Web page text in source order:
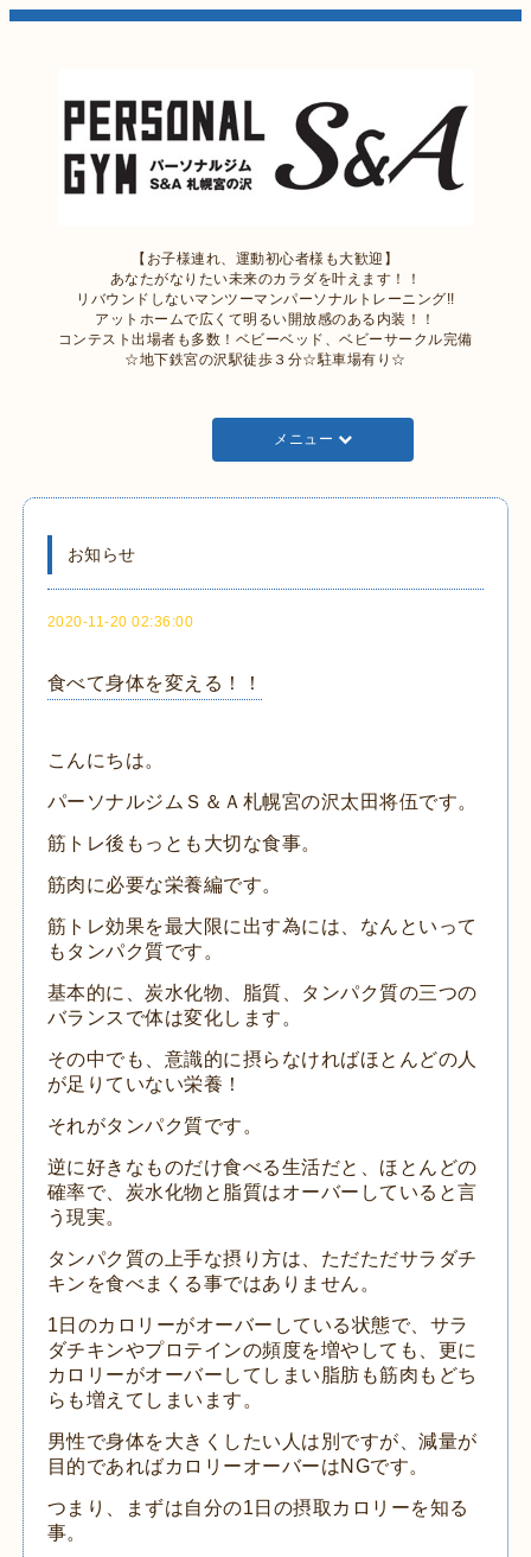
【お子様連れ、運動初心者様も大歓迎】
あなたがなりたい未来のカラダを叶えます！！
リバウンドしないマンツーマンパーソナルトレーニング!!
アットホームで広くて明るい開放感のある内装！！
コンテスト出場者も多数！ベビーベッド、ベビーサークル完備
☆地下鉄宮の沢駅徒歩３分☆駐車場有り☆
メニュー
お知らせ
2020-11-20 02:36:00
食べて身体を変える！！
こんにちは。
パーソナルジムＳ＆Ａ札幌宮の沢太田将伍です。
筋トレ後もっとも大切な食事。
筋肉に必要な栄養編です。
筋トレ効果を最大限に出す為には、なんといって
もタンパク質です。
基本的に、炭水化物、脂質、タンパク質の三つの
バランスで体は変化します。
その中でも、意識的に摂らなければほとんどの人
が足りていない栄養！
それがタンパク質です。
逆に好きなものだけ食べる生活だと、ほとんどの
確率で、炭水化物と脂質はオーバーしていると言
う現実。
タンパク質の上手な摂り方は、ただただサラダチ
キンを食べまくる事ではありません。
1日のカロリーがオーバーしている状態で、サラ
ダチキンやプロテインの頻度を増やしても、更に
カロリーがオーバーしてしまい脂肪も筋肉もどち
らも増えてしまいます。
男性で身体を大きくしたい人は別ですが、減量が
目的であればカロリーオーバーはNGです。
つまり、まずは自分の1日の摂取カロリーを知る
事。